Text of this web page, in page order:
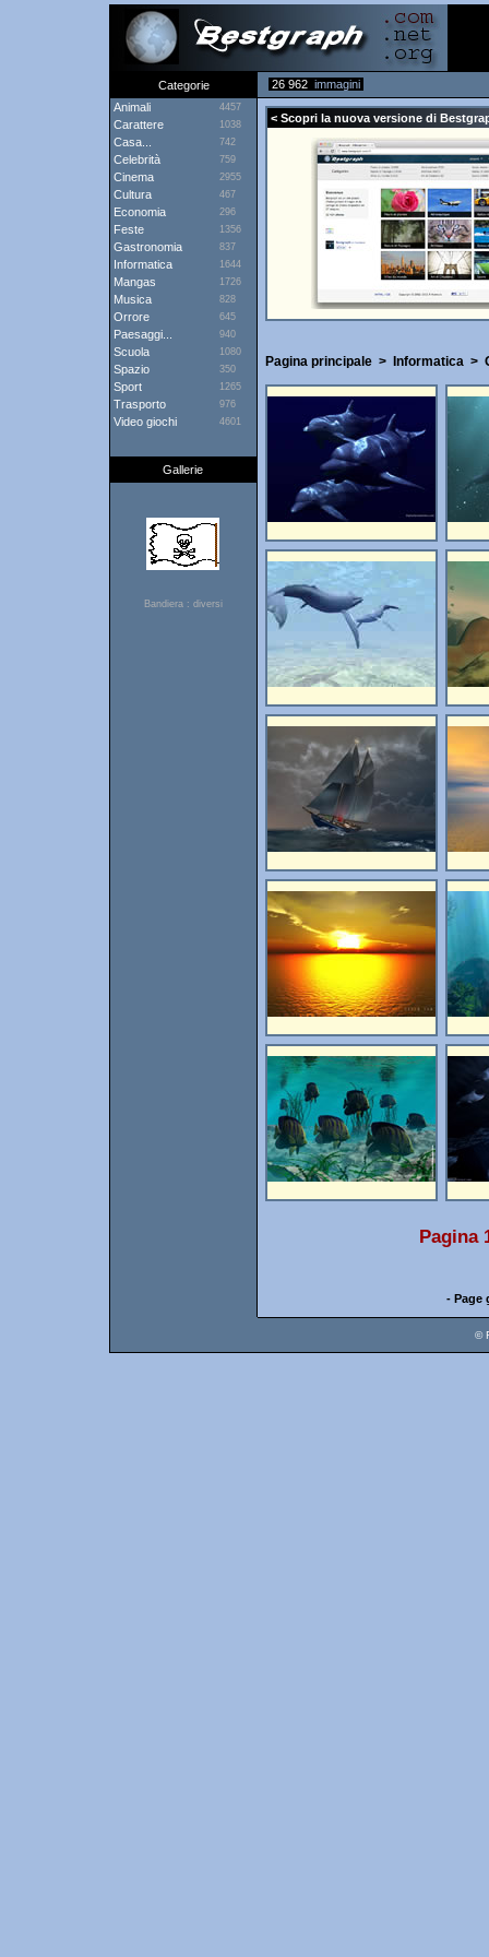
Categorie 26 962 immagini
Animali
4457
Carattere 1038
Casa... 742
Celebrità 759
Cinema 2955
Cultura 467
Economia 296
Feste 1356
Gastronomia 837
Informatica 1644
Mangas 1726
Musica 828
Orrore 645
Paesaggi... 940
Scuola 1080
Spazio 350
Sport 1265
Trasporto 976
Video giochi 4601
Gallerie
Bandiera : diversi
< Scopri la nuova versione di
Pagina principale> Informatica>
Pagina
- Page
©